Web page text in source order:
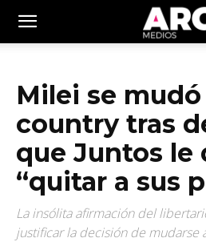
Milei se mudó
country tras
que Juntos le
“quitar a sus
La insólita afirmación del
justificar la decisión de mudarse